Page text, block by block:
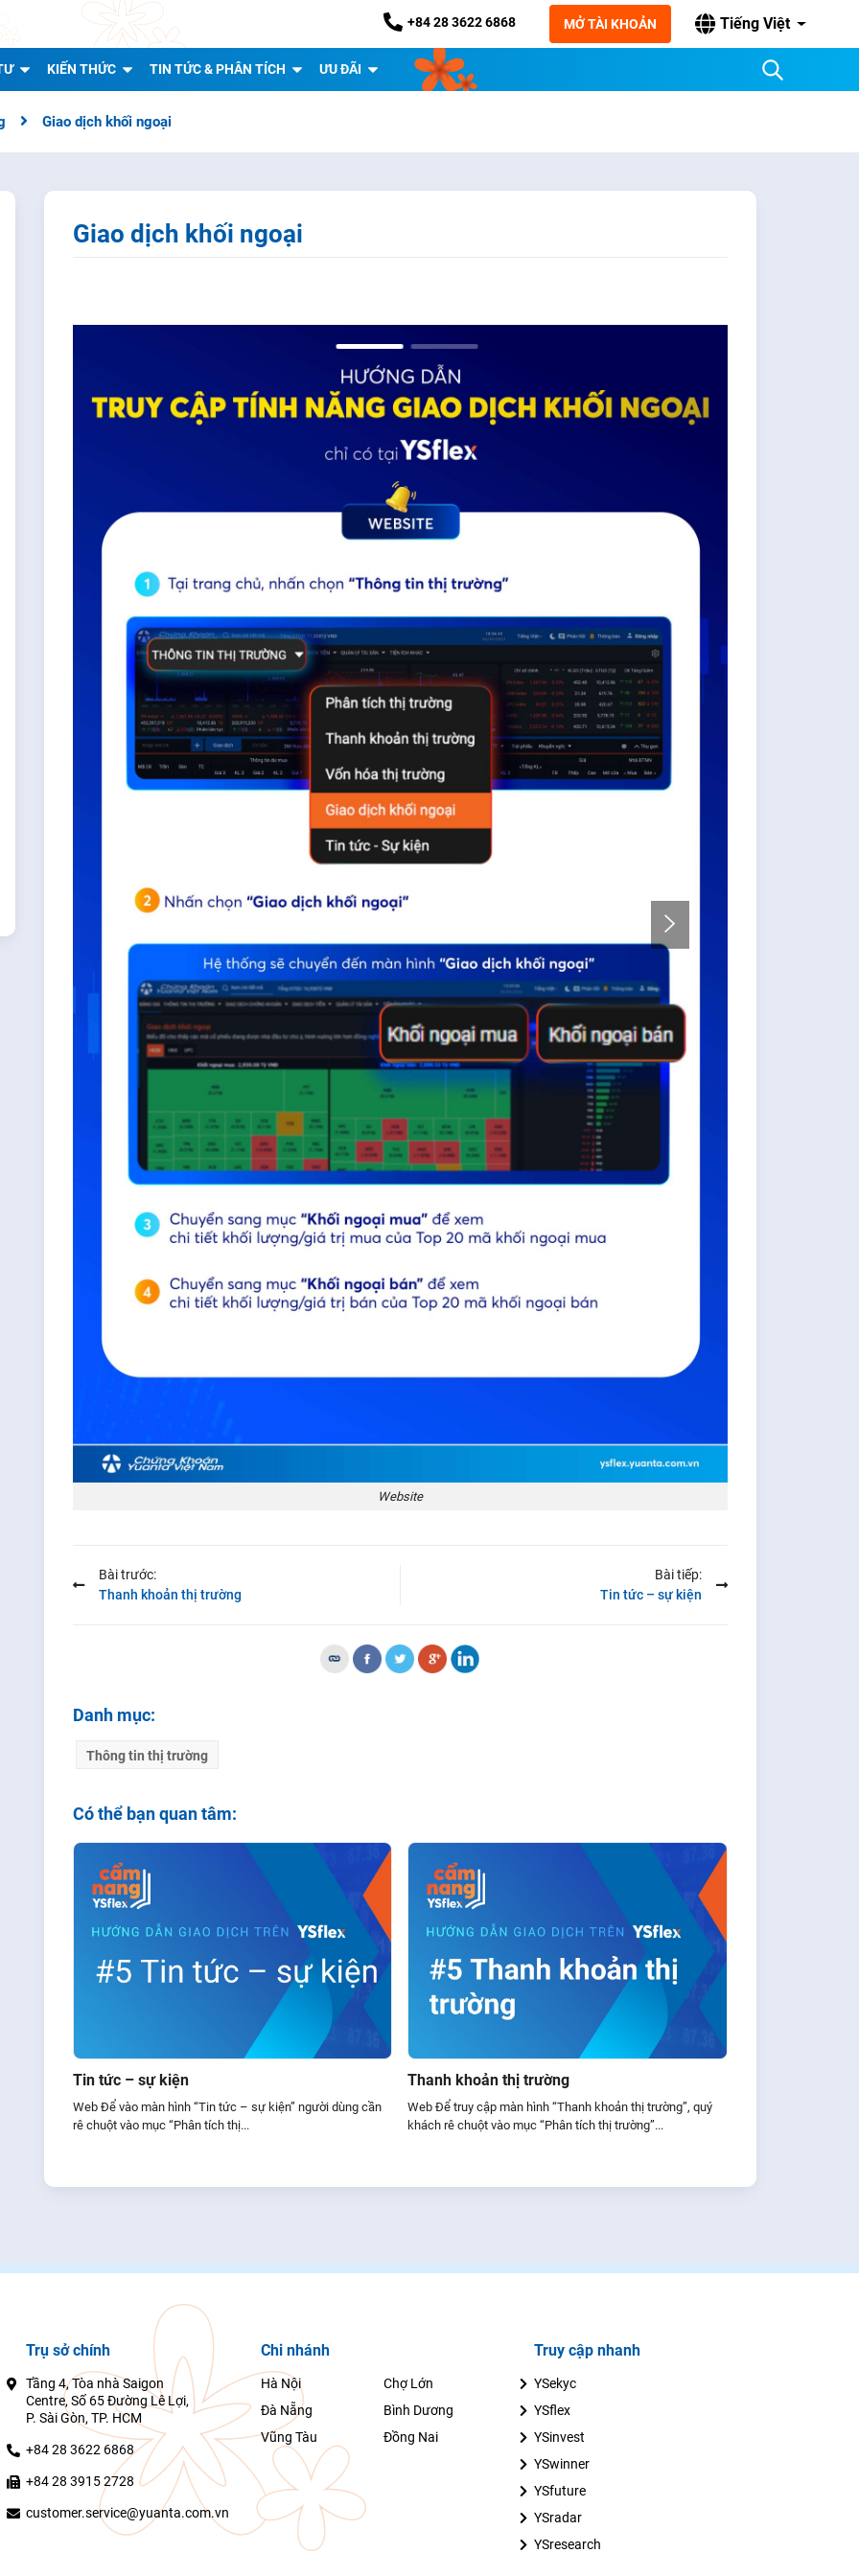
+84 28 3622 6868 MỞ TÀI KHOẢN Tiếng Việt
KIẾN THỨC TIN TỨC & PHÂN TÍCH ƯU ĐÃI
Giao dịch khối ngoại
Giao dịch khối ngoại
Website
Bài trước:
Thanh khoản thị trường
Bài tiếp:
Tin tức – sự kiện
Danh mục:
Thông tin thị trường
Có thể bạn quan tâm:
Tin tức – sự kiện
Web Để vào màn hình “Tin tức – sự kiện” người dùng cần
rê chuột vào mục “Phân tích thị...
Thanh khoản thị trường
Web Để truy cập màn hình “Thanh khoản thị trường”, quý
khách rê chuột vào mục “Phân tích thị trường”...
Trụ sở chính
Tầng 4, Tòa nhà Saigon
Centre, Số 65 Đường Lê Lợi,
P. Sài Gòn, TP. HCM
+84 28 3622 6868
+84 28 3915 2728
customer.service@yuanta.com.vn
Chi nhánh
Hà Nội
Chợ Lớn
Đà Nẵng
Bình Dương
Vũng Tàu
Đồng Nai
Truy cập nhanh
YSekyc
YSflex
YSinvest
YSwinner
YSfuture
YSradar
YSresearch